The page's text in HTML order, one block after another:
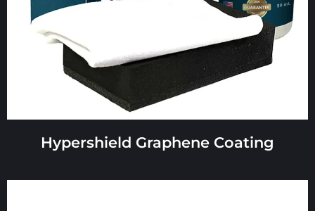
Hypershield Graphene Coating